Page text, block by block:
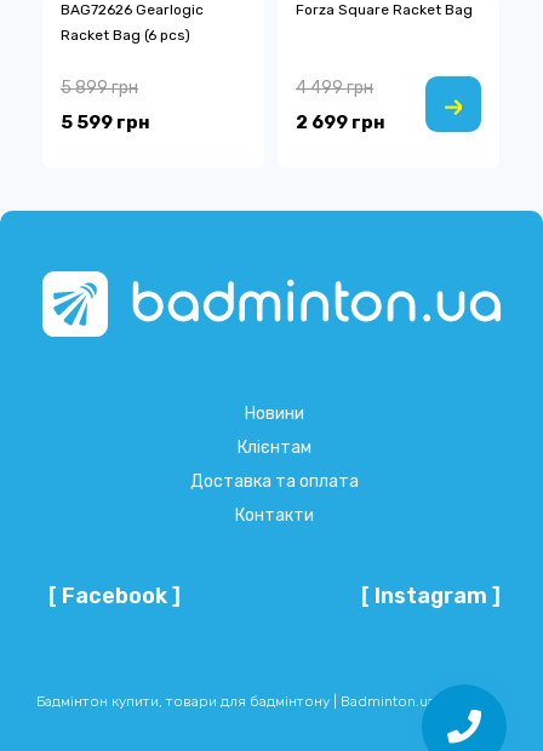
BAG72626 Gearlogic
Racket Bag (6 pcs)
5 599 грн
5 899 грн
Forza Square Racket Bag
2 699 грн
4 499 грн
Новини
Клієнтам
Доставка та оплата
Контакти
[ Facebook ] [ Instagram ]
Бадмінтон купити, товари для бадмінтону | Badminton.ua © 2026